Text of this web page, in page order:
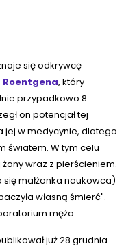
się odkrywcę
, który
przypadkowo 8
on potencjał tej
jej w medycynie, dlatego
światem. W tym celu
wraz z pierścieniem.
małżonka naukowca)
własną śmierć".
męża.
już 28 grudnia